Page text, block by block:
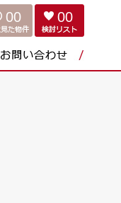
00 00